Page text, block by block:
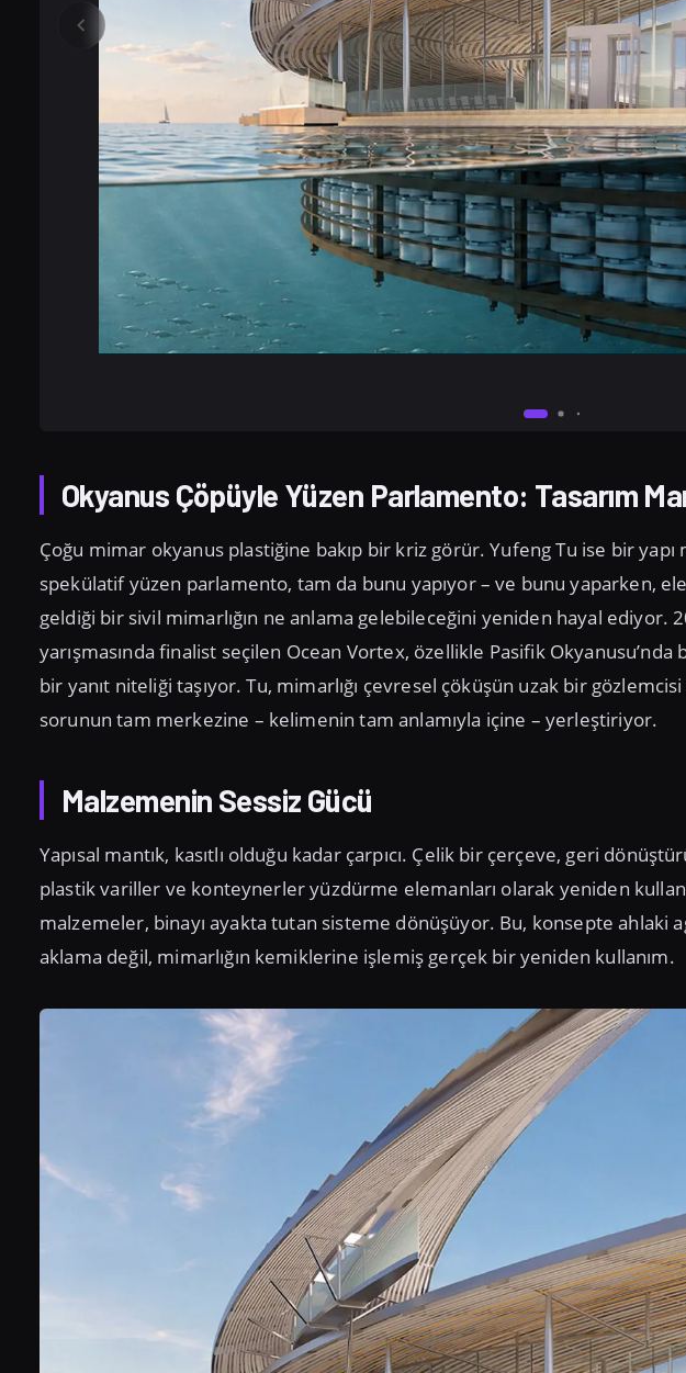
Okyanus Çöpüyle Yüzen Parlamento: Tasarım
Çoğu mimar okyanus plastiğine bakıp bir kriz görür. Yufeng Tu ise bir
spekülatif yüzen parlamento, tam da bunu yapıyor – ve bunu yaparken, ele
geldiği bir sivil mimarlığın ne anlama gelebileceğini yeniden hayal ediyor.
yarışmasında finalist seçilen Ocean Vortex, özellikle Pasifik
bir yanıt niteliği taşıyor. Tu, mimarlığı çevresel çöküşün uzak bir
sorunun tam merkezine – kelimenin tam anlamıyla içine – yerleştiriyor.
Malzemenin Sessiz Gücü
Yapısal mantık, kasıtlı olduğu kadar çarpıcı. Çelik bir çerçeve, geri
plastik variller ve konteynerler yüzdürme elemanları olarak yeniden
malzemeler, binayı ayakta tutan sisteme dönüşüyor. Bu, konsepte ahlaki
aklama değil, mimarlığın kemiklerine işlemiş gerçek bir yeniden kullanım.